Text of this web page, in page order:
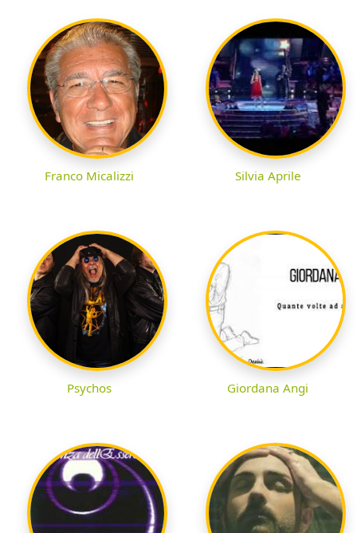
Franco Micalizzi Silvia Aprile
Psychos Giordana Angi